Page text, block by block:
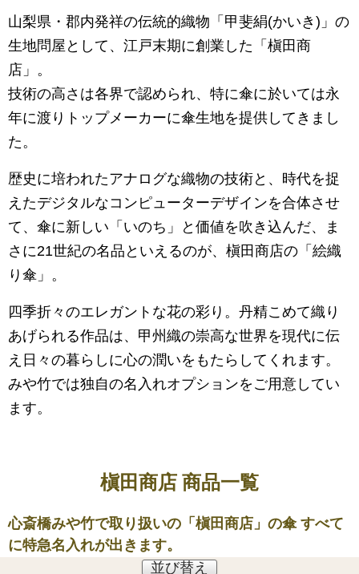
山梨県・郡内発祥の伝統的織物「甲斐絹(かいき)」の
生地問屋として、江戸末期に創業した「槇田商
店」。
技術の高さは各界で認められ、特に傘に於いては永
年に渡りトップメーカーに傘生地を提供してきまし
た。
歴史に培われたアナログな織物の技術と、時代を捉
えたデジタルなコンピューターデザインを合体させ
て、傘に新しい「いのち」と価値を吹き込んだ、ま
さに21世紀の名品といえるのが、槇田商店の「絵織
り傘」。
四季折々のエレガントな花の彩り。丹精こめて織り
あげられる作品は、甲州織の崇高な世界を現代に伝
え日々の暮らしに心の潤いをもたらしてくれます。
みや竹では独自の名入れオプションをご用意してい
ます。
槇田商店 商品一覧
心斎橋みや竹で取り扱いの「槇田商店」の傘 すべて
に特急名入れが出きます。
並び替え